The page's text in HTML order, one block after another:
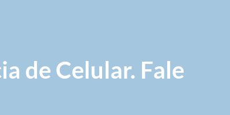
de Celular. Fale